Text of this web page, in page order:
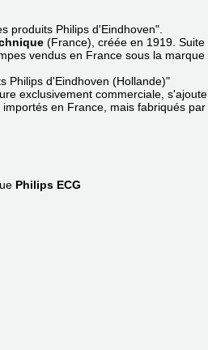
produits Philips d'Eindhoven".
(France), créée en 1919. Suite
vendus en France sous la marque
Philips d'Eindhoven (Hollande)"
exclusivement commerciale, s'ajoute
en France, mais fabriqués par
Philips ECG